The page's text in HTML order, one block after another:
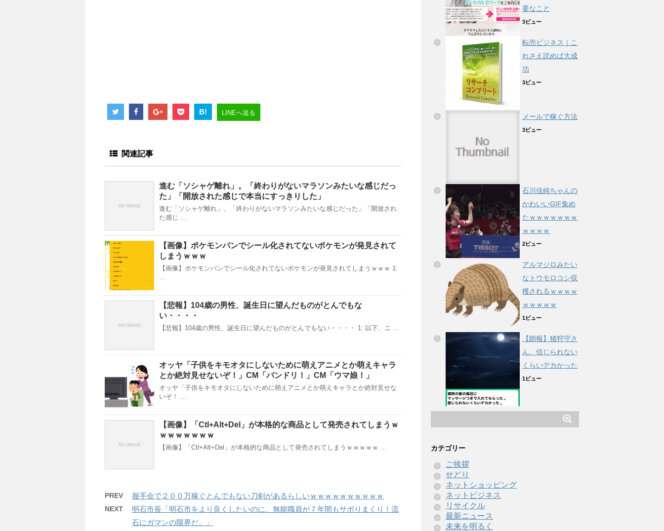
B! LINEへ送る
関連記事
進む「ソシャゲ離れ」。「終わりがないマラソンみたいな感じだっ
た」「開放された感じで本当にすっきりした」
進む「ソシャゲ離れ」。「終わりがないマラソンみたいな感じだった」「開放され
た感じ …
【画像】ポケモンパンでシール化されてないポケモンが発見されて
しまうｗｗｗ
【画像】ポケモンパンでシール化されてないポケモンが発見されてしまうｗｗｗ 1:
【悲報】104歳の男性、誕生日に望んだものがとんでもな
い・・・・
【悲報】104歳の男性、誕生日に望んだものがとんでもない・・・・ 1: 以下、ニ …
オッヤ「子供をキモオタにしないために萌えアニメとか萌えキャラ
とか絶対見せないぞ！」CM「バンドリ！」CM「ウマ娘！」
オッヤ「子供をキモオタにしないために萌えアニメとか萌えキャラとか絶対見せな
いぞ！ …
【画像】「Ctl+Alt+Del」が本格的な商品として発売されてしまうｗ
ｗｗｗｗｗｗｗ
【画像】「Ctl+Alt+Del」が本格的な商品として発売されてしまうｗｗｗｗｗ …
PREV 握手会で２００万稼ぐとんでもない刀剣があるらしいｗｗｗｗｗｗｗｗｗｗ
NEXT
明石市長「明石市をより良くしたいのに、無能職員が７年間もサボりまくり！流
石にガマンの限界だ。」
要なこと
3ビュー
転売ビジネス｜こ
れさえ読めば大成
功
3ビュー
メールで稼ぐ方法
3ビュー
石川佳純ちゃんの
かわいいGIF集め
たｗｗｗｗｗｗｗ
ｗｗｗｗ
2ビュー
アルマジロみたい
なトウモロコシ収
穫されるｗｗｗｗ
ｗｗｗｗｗ
1ビュー
【朗報】猪狩守さ
ん、信じられない
くらいデカかった
1ビュー
カテゴリー
ご挨拶
せどり
ネットショッピング
ネットビジネス
リサイクル
最新ニュース
未来を明るく